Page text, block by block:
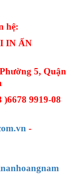
hệ:
IN ẤN
5, Quận
)6678 9919-08
-